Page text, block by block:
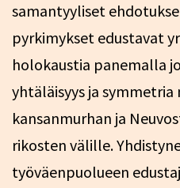
samantyyliset
pyrkimykset edustavat
holokaustia panemalla
yhtäläisyys ja
kansanmurhan ja
rikosten välille.
työväenpuolueen